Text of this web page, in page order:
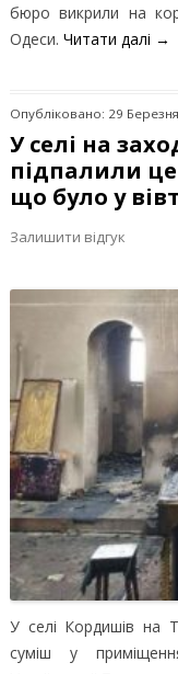
бюро викрили на
Одеси. Читати далі →
Опубліковано: 29
У селі на
підпалили
що було у
Залишити відгук
У селі Кордишів на
суміш у